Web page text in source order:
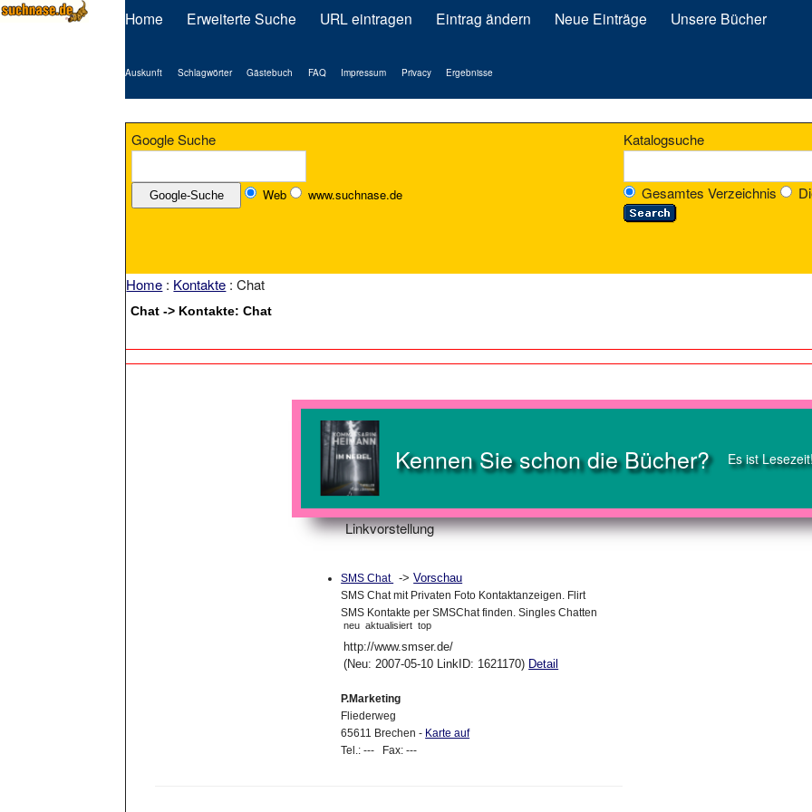
Home Erweiterte Suche URL eintragen Eintrag ändern Neue Einträge Unsere Bücher
Auskunft Schlagwörter Gästebuch FAQ Impressum Privacy Ergebnisse
Google Suche
Web www.suchnase.de
Katalogsuche
Gesamtes Verzeichnis
Home : Kontakte : Chat
Chat -> Kontakte: Chat
Kennen Sie schon die Bücher? Es ist
Linkvorstellung
SMS Chat ->Vorschau
SMS Chat mit Privaten Foto Kontaktanzeigen. Flirt
SMS Kontakte per SMSChat finden. Singles Chatten
neu aktualisiert top
http://www.smser.de/
(Neu: 2007-05-10 LinkID: 1621170) Detail
P.Marketing
Fliederweg
65611 Brechen - Karte auf
Tel.: --- Fax: ---